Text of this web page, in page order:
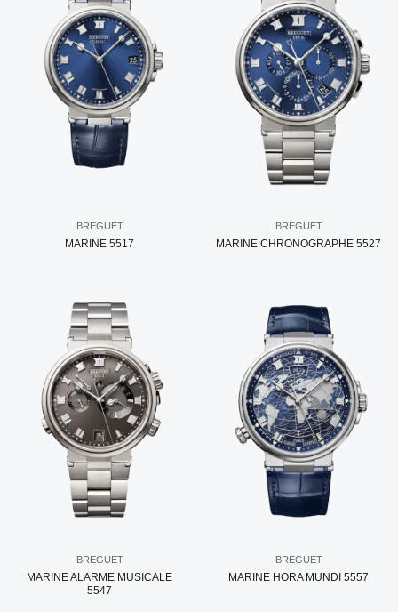
BREGUET
MARINE 5517
BREGUET
MARINE CHRONOGRAPHE 5527
BREGUET
MARINE ALARME MUSICALE
5547
BREGUET
MARINE HORA MUNDI 5557